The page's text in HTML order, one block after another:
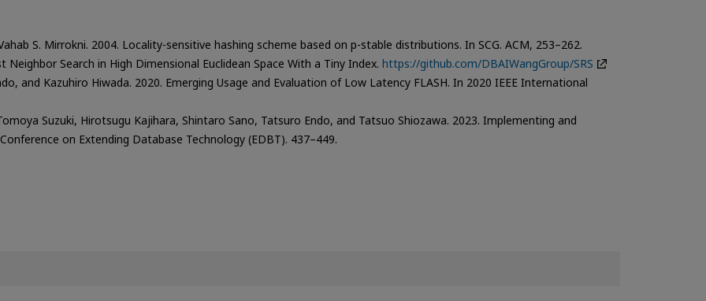
S. Mirrokni. 2004. Locality-sensitive hashing scheme based on p-stable distributions. In SCG. ACM, 253–262.
Search in High Dimensional Euclidean Space With a Tiny Index. https://github.com/DBAIWangGroup/SRS
and Kazuhiro Hiwada. 2020. Emerging Usage and Evaluation of Low Latency FLASH. In 2020 IEEE International
Suzuki, Hirotsugu Kajihara, Shintaro Sano, Tatsuro Endo, and Tatsuo Shiozawa. 2023. Implementing and
on Extending Database Technology (EDBT). 437–449.